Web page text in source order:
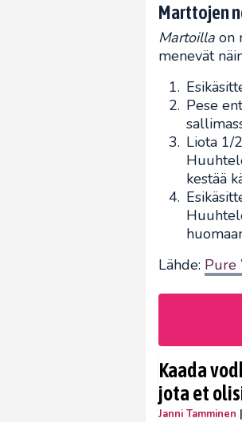
Marttojen
Martoilla on
menevät
Pese
Liota 1/
kestää
Lähde: Pure
Kaada
jota et
Janni Tamminen |